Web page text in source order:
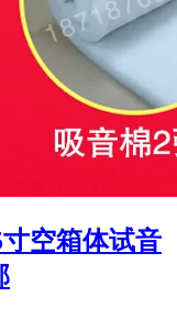
空箱体试音